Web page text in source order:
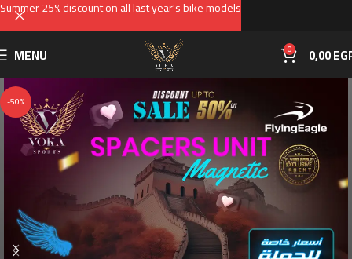
MENU 0 0,00
-50%
Summer 25% discount on all last year's bike models